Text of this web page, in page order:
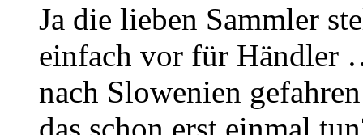
Ja die lieben Sammler
einfach vor für Händler
nach Slowenien
das schon erst einmal